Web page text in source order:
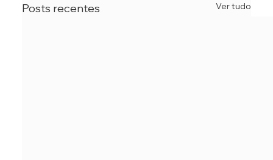
Posts recentes Ver tudo